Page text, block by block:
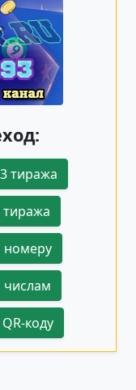
тиража
тиража
номеру
числам
коду